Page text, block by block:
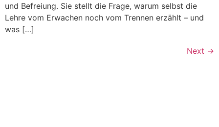
und Befreiung. Sie stellt die Frage, warum selbst die
Lehre vom Erwachen noch vom Trennen erzählt – und
was […]
Next →